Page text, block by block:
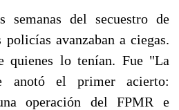
semanas del secuestro de
avanzaban a ciegas.
quienes lo tenían. Fue "La
anotó el primer acierto:
operación del FPMR e